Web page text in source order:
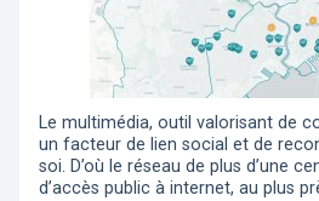
Le multimédia, outil valorisant de
un facteur de lien social et de
soi. D’où le réseau de plus d’une
d’accès public à internet, au plus